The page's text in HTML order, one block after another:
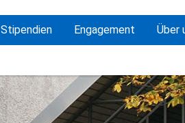
Stipendien Engagement Über